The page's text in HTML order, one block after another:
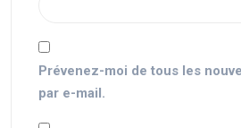
Prévenez-moi de tous les
par e-mail.